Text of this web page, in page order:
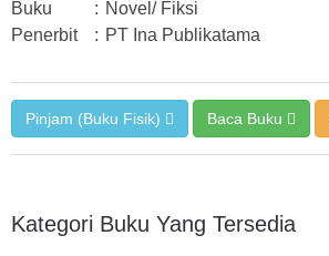
Buku
: Novel/ Fiksi
Penerbit
: PT Ina Publikatama
Pinjam (Buku Fisik) Baca Buku
Kategori Buku Yang Tersedia